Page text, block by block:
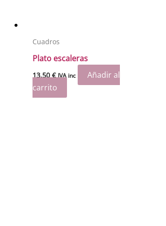
Cuadros
Plato escaleras
13.50€ IVA inc
Añadir al
carrito